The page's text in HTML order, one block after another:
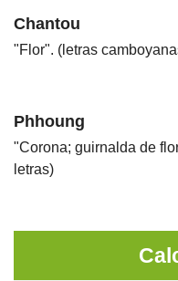
Chantou
"Flor". (letras
Phhoung
"Corona; guirnalda de
letras)